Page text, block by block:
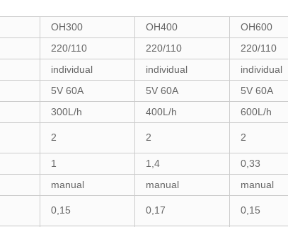
OH300 OH400 OH600
220/110 220/110 220/110
individual individual individual
5V 60A 5V 60A 5V 60A
300L/h 400L/h 600L/h
2 2 2
1 1,4 0,33
manual manual manual
0,15 0,17 0,15